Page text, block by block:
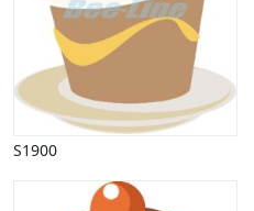
Sommer
Spil
Sport
Spots
Stjernetegn, astrologi
Sundhed, sygdom
Uddannelse
S1900